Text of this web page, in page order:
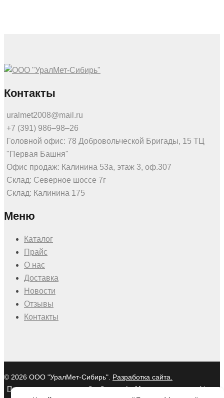
Контакты
uralmet2008@mail.ru
+7 (391) 986‒98‒26
Головной офис: 78 Добровольческой Бригады, 15 ТЦ
"Первая Башня"
Офис продаж: Калинина 53а, этаж 3, оф.307
Склад: Северное шоссе 7г
Склад: Калинина 175
Меню
Каталог
Прайс
О нас
Доставка
Новости
Отзывы
Контакты
© 2026 ООО "УралМет-Сибирь". Разработка сайта.
Политика в отношении обработки
|
Мы используем cookies и